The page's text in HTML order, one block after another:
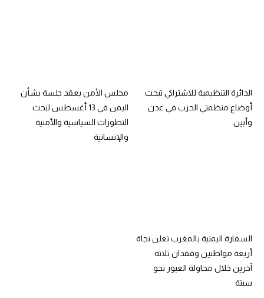
الدائرة التنظيمية للاشتراكي تبحث
أوضاع منظمتي الحزب في عدن
وأبين
مجلس الأمن يعقد جلسة بشأن
اليمن في 13 أغسطس لبحث
التطورات السياسية والأمنية
والإنسانية
السفارة اليمنية بالمغرب تعلن نجاة
أربعة مواطنين وفقدان ثلاثة
آخرين خلال محاولة العبور نحو
سبتة